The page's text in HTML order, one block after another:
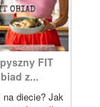
FIT
z...
na diecie? Jak